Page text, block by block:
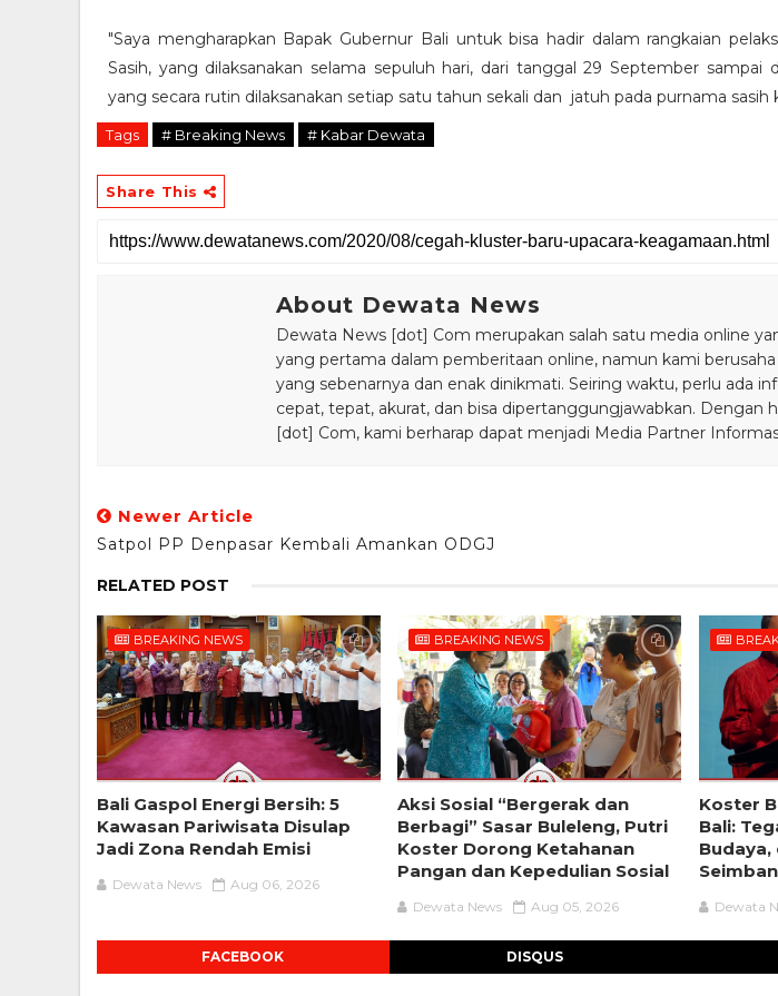
"Saya mengharapkan Bapak Gubernur Bali untuk bisa hadir dalam rangkaian
Sasih, yang dilaksanakan selama sepuluh hari, dari tanggal 29 September sampai
yang secara rutin dilaksanakan setiap satu tahun sekali dan jatuh pada purnama sasih
Tags # Breaking News # Kabar Dewata
Share This
About Dewata News
Dewata News [dot] Com merupakan salah satu media online
yang pertama dalam pemberitaan online, namun kami
yang sebenarnya dan enak dinikmati. Seiring waktu, perlu ada
cepat, tepat, akurat, dan bisa dipertanggungjawabkan. Dengan
[dot] Com, kami berharap dapat menjadi Media Partner
Newer Article
Satpol PP Denpasar Kembali Amankan ODGJ
RELATED POST
BREAKING NEWS
Bali Gaspol Energi Bersih: 5
Kawasan Pariwisata Disulap
Jadi Zona Rendah Emisi
Dewata News Aug 06, 2026
BREAKING NEWS
Aksi Sosial “Bergerak dan
Berbagi” Sasar Buleleng, Putri
Koster Dorong Ketahanan
Pangan dan Kepedulian Sosial
Dewata News Aug 05, 2026
Koster
Bali:
Budaya,
Dewata
FACEBOOK DISQUS